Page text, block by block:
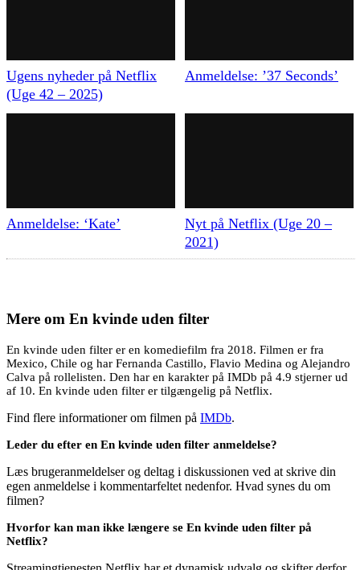
Ugens nyheder på Netflix
(Uge 42 – 2025)
Anmeldelse: ’37 Seconds’
Anmeldelse: ‘Kate’
Nyt på Netflix (Uge 20 –
2021)
Mere om En kvinde uden filter
En kvinde uden filter er en komediefilm fra 2018. Filmen er fra
Mexico, Chile og har Fernanda Castillo, Flavio Medina og Alejandro
Calva på rollelisten. Den har en karakter på IMDb på 4.9 stjerner ud
af 10. En kvinde uden filter er tilgængelig på Netflix.
Find flere informationer om filmen på IMDb.
Leder du efter en En kvinde uden filter anmeldelse?
Læs brugeranmeldelser og deltag i diskussionen ved at skrive din
egen anmeldelse i kommentarfeltet nedenfor. Hvad synes du om
filmen?
Hvorfor kan man ikke længere se En kvinde uden filter på
Netflix?